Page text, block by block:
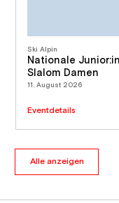
Ski Alpin
Nationale
Slalom Damen
11. August 2026
Eventdetails
Alle anzeigen